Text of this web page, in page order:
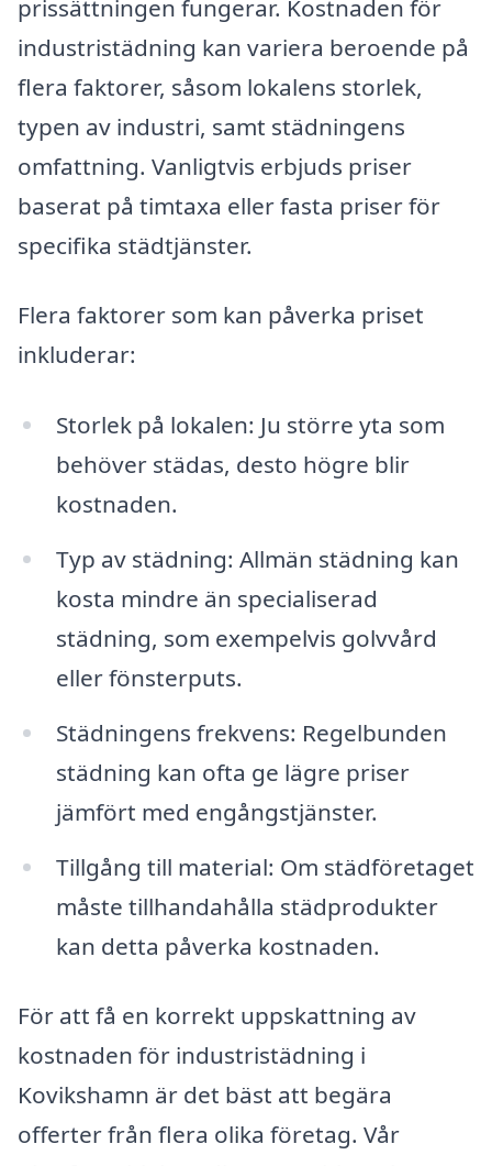
prissättningen fungerar. Kostnaden för
industristädning kan variera beroende på
flera faktorer, såsom lokalens storlek,
typen av industri, samt städningens
omfattning. Vanligtvis erbjuds priser
baserat på timtaxa eller fasta priser för
specifika städtjänster.
Flera faktorer som kan påverka priset
inkluderar:
Storlek på lokalen: Ju större yta som
behöver städas, desto högre blir
kostnaden.
Typ av städning: Allmän städning kan
kosta mindre än specialiserad
städning, som exempelvis golvvård
eller fönsterputs.
Städningens frekvens: Regelbunden
städning kan ofta ge lägre priser
jämfört med engångstjänster.
Tillgång till material: Om städföretaget
måste tillhandahålla städprodukter
kan detta påverka kostnaden.
För att få en korrekt uppskattning av
kostnaden för industristädning i
Kovikshamn är det bäst att begära
offerter från flera olika företag. Vår